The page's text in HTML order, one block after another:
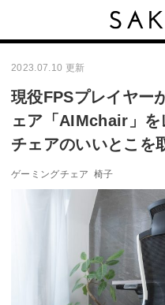
2023.07.10 更新
現役FPSプレイヤー
ェア「AIMchair」を
チェアのいいとこを
ゲーミングチェア 椅子